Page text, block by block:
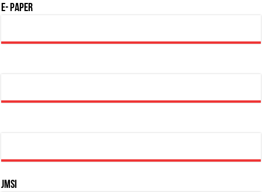
E- Paper
JMSI